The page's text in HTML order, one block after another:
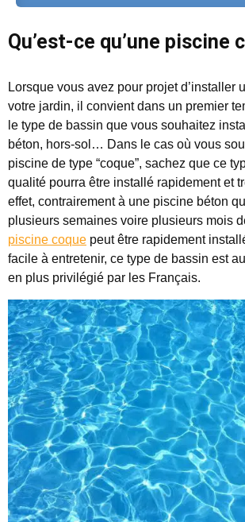
Qu’est-ce qu’une piscine
Lorsque vous avez pour projet d’installer
votre jardin, il convient dans un premier
le type de bassin que vous souhaitez
béton, hors-sol… Dans le cas où vous
piscine de type “coque”, sachez que ce
qualité pourra être installé rapidement et
effet, contrairement à une piscine béton
plusieurs semaines voire plusieurs mois
piscine coque peut être rapidement
facile à entretenir, ce type de bassin est
en plus privilégié par les Français.